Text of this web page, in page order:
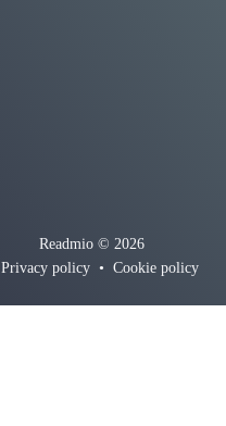
Readmio © 2026
Privacy policy • Cookie policy